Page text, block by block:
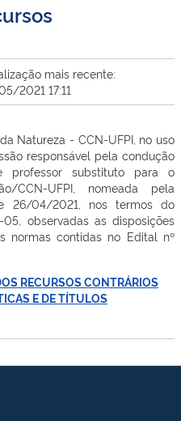
mais recente:
2021 17:11
Natureza - CCN-UFPI, no uso
responsável pela condução
professor substituto para o
CCN-UFPI, nomeada pela
26/04/2021, nos termos do
05, observadas as disposições
normas contidas no Edital nº
RECURSOS CONTRÁRIOS
E DE TÍTULOS